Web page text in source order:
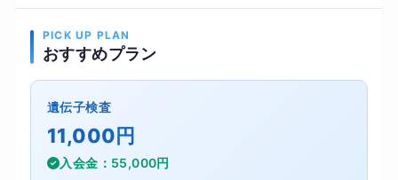
PICK UP PLAN
おすすめプラン
遺伝子検査
11,000円
入会金：55,000円